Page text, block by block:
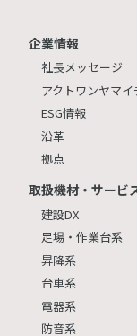
企業情報
社長メッセージ
アクトワンヤマイ
ESG情報
沿革
拠点
取扱機材・サービ
建設DX
足場・作業台系
昇降系
台車系
電器系
防音系